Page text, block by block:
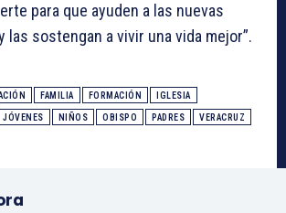
para que ayuden a las nuevas
las sostengan a vivir una vida mejor”.
FAMILIA FORMACIÓN IGLESIA
JÓVENES NIÑOS OBISPO PADRES VERACRUZ